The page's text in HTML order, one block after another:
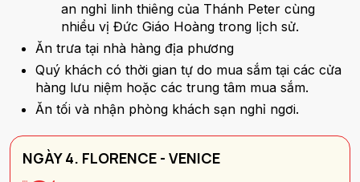
an nghỉ linh thiêng của Thánh Peter cùng
nhiều vị Đức Giáo Hoàng trong lịch sử.
Ăn trưa tại nhà hàng địa phương
Quý khách có thời gian tự do mua sắm tại các cửa
hàng lưu niệm hoặc các trung tâm mua sắm.
Ăn tối và nhận phòng khách sạn nghỉ ngơi.
NGÀY 4. FLORENCE - VENICE